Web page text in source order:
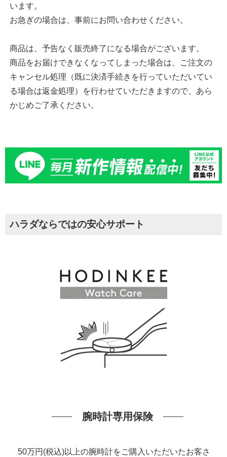
います。
お急ぎの場合は、事前にお問い合わせください。
商品は、予告なく販売終了になる場合がございます。
商品をお届けできなくなってしまった場合は、ご注文の
キャンセル処理（既に決済手続きを行っていただいてい
る場合は返金処理）を行わせていただきますので、あら
かじめご了承ください。
ハラダならではの安心サポート
腕時計専用保険
50万円(税込)以上の腕時計をご購入いただいたお客さ